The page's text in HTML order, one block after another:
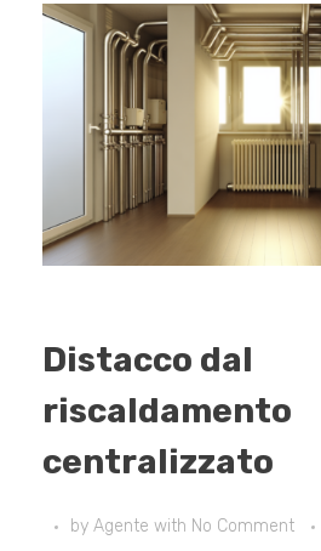
Distacco dal
riscaldamento
centralizzato
by Agente with No Comment